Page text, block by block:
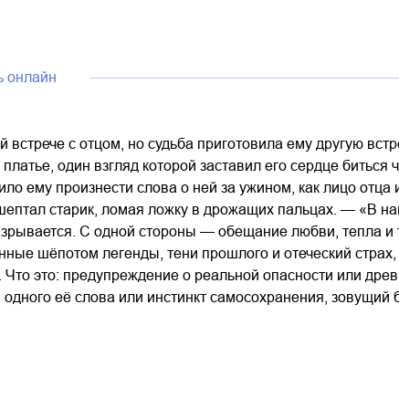
онлайн
встрече с отцом, но судьба приготовила ему другую
один взгляд которой заставил его сердце
ему произнести слова о ней за ужином, как лицо
старик, ломая ложку в дрожащих пальцах. — «В
С одной стороны — обещание любви, тепла и
шёпотом легенды, тени прошлого и отеческий
это: предупреждение о реальной опасности или
одного её слова или инстинкт самосохранения, зовущий